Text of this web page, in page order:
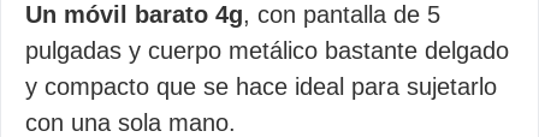
Un móvil barato 4g, con pantalla de 5
pulgadas y cuerpo metálico bastante delgado
y compacto que se hace ideal para sujetarlo
con una sola mano.